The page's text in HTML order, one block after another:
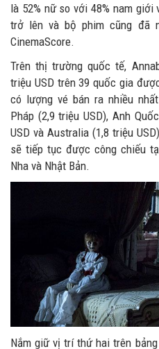
là 52% nữ so với 48% nam
trở lên và bộ phim cũng đã
CinemaScore.
Trên thị trường quốc tế,
triệu USD trên 39 quốc gia
có lượng vé bán ra nhiều
Pháp (2,9 triệu USD), Anh
USD và Australia (1,8 triệu
sẽ tiếp tục được công chiếu
Nha và Nhật Bản.
Nắm giữ vị trí thứ hai trên